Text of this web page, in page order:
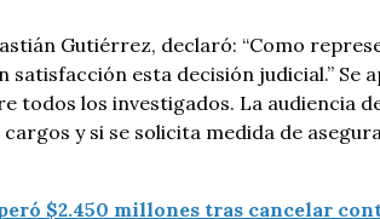
Gutiérrez, declaró: “Como
esta decisión judicial.” Se
todos los investigados. La audiencia
y si se solicita medida de
$2.450 millones tras cancelar